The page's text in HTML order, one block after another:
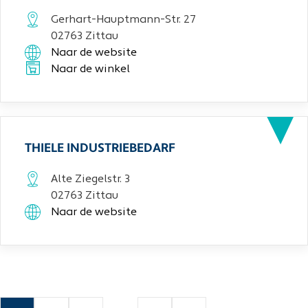
Gerhart-Hauptmann-Str. 27
02763 Zittau
Naar de website
Naar de winkel
THIELE INDUSTRIEBEDARF
Alte Ziegelstr. 3
02763 Zittau
Naar de website